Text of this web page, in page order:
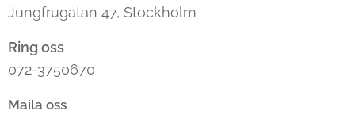
Jungfrugatan 47, Stockholm
Ring oss
072-3750670
Maila oss